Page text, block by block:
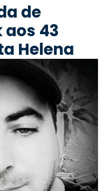
de
aos 43
Helena